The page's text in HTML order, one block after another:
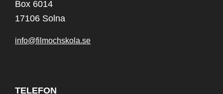
Box 6014
17106 Solna
info@filmochskola.se
TELEFON